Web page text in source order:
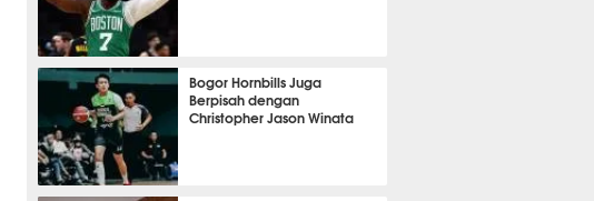
BASKET
Bogor Hornbills Juga
Berpisah dengan
Christopher Jason Winata
BASKET